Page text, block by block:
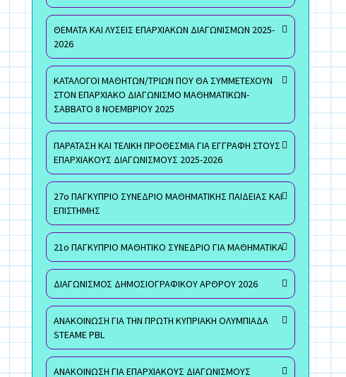
ΘΕΜΑΤΑ ΚΑΙ ΛΥΣΕΙΣ ΕΠΑΡΧΙΑΚΩΝ ΔΙΑΓΩΝΙΣΜΩΝ 2025-
2026
ΚΑΤΑΛΟΓΟΙ ΜΑΘΗΤΩΝ/ΤΡΙΩΝ ΠΟΥ ΘΑ ΣΥΜΜΕΤΕΧΟΥΝ
ΣΤΟΝ ΕΠΑΡΧΙΑΚΟ ΔΙΑΓΩΝΙΣΜΟ ΜΑΘΗΜΑΤΙΚΩΝ-
ΣΑΒΒΑΤΟ 8 ΝΟΕΜΒΡΙΟΥ 2025
ΠΑΡΑΤΑΣΗ ΚΑΙ ΤΕΛΙΚΗ ΠΡΟΘΕΣΜΙΑ ΓΙΑ ΕΓΓΡΑΦΗ ΣΤΟΥΣ
ΕΠΑΡΧΙΑΚΟΥΣ ΔΙΑΓΩΝΙΣΜΟΥΣ 2025-2026
27ο ΠΑΓΚΥΠΡΙΟ ΣΥΝΕΔΡΙΟ ΜΑΘΗΜΑΤΙΚΗΣ ΠΑΙΔΕΙΑΣ ΚΑΙ
ΕΠΙΣΤΗΜΗΣ
21ο ΠΑΓΚΥΠΡΙΟ ΜΑΘΗΤΙΚΟ ΣΥΝΕΔΡΙΟ ΓΙΑ ΜΑΘΗΜΑΤΙΚΑ
ΔΙΑΓΩΝΙΣΜΟΣ ΔΗΜΟΣΙΟΓΡΑΦΙΚΟΥ ΑΡΘΡΟΥ 2026
ΑΝΑΚΟΙΝΩΣΗ ΓΙΑ ΤΗΝ ΠΡΩΤΗ ΚΥΠΡΙΑΚΗ ΟΛΥΜΠΙΑΔΑ
STEAME PBL
ΑΝΑΚΟΙΝΩΣΗ ΓΙΑ ΕΠΑΡΧΙΑΚΟΥΣ ΔΙΑΓΩΝΙΣΜΟΥΣ